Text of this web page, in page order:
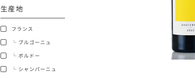
生産地
フランス
└ ブルゴーニュ
└ ボルドー
└ シャンパーニュ